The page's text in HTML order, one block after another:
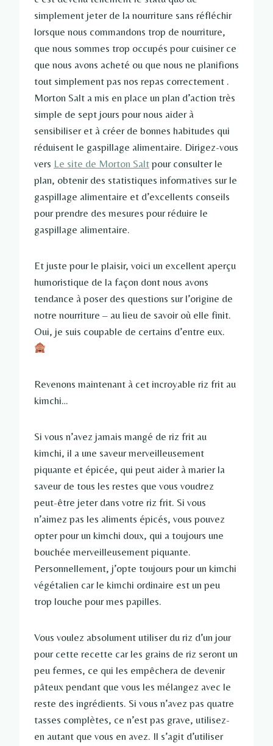
simplement jeter de la nourriture sans réfléchir
lorsque nous commandons trop de nourriture,
que nous sommes trop occupés pour cuisiner ce
que nous avons acheté ou que nous ne planifions
tout simplement pas nos repas correctement .
Morton Salt a mis en place un plan d’action très
simple de sept jours pour nous aider à
sensibiliser et à créer de bonnes habitudes qui
réduisent le gaspillage alimentaire. Dirigez-vous
vers Le site de Morton Salt pour consulter le
plan, obtenir des statistiques informatives sur le
gaspillage alimentaire et d’excellents conseils
pour prendre des mesures pour réduire le
gaspillage alimentaire.
Et juste pour le plaisir, voici un excellent aperçu
humoristique de la façon dont nous avons
tendance à poser des questions sur l’origine de
notre nourriture – au lieu de savoir où elle finit.
Oui, je suis coupable de certains d’entre eux.
Revenons maintenant à cet incroyable riz frit au
kimchi…
Si vous n’avez jamais mangé de riz frit au
kimchi, il a une saveur merveilleusement
piquante et épicée, qui peut aider à marier la
saveur de tous les restes que vous voudrez
peut-être jeter dans votre riz frit. Si vous
n’aimez pas les aliments épicés, vous pouvez
opter pour un kimchi doux, qui a toujours une
bouchée merveilleusement piquante.
Personnellement, j’opte toujours pour un kimchi
végétalien car le kimchi ordinaire est un peu
trop louche pour mes papilles.
Vous voulez absolument utiliser du riz d’un jour
pour cette recette car les grains de riz seront un
peu fermes, ce qui les empêchera de devenir
pâteux pendant que vous les mélangez avec le
reste des ingrédients. Si vous n’avez pas quatre
tasses complètes, ce n’est pas grave, utilisez-
en autant que vous en avez. Il s’agit d’utiliser